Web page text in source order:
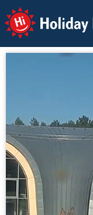
Holiday